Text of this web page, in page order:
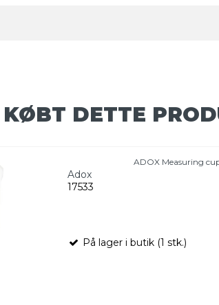
DETTE
ADOX Measuring
Adox
17533
På lager i butik (1 stk.)